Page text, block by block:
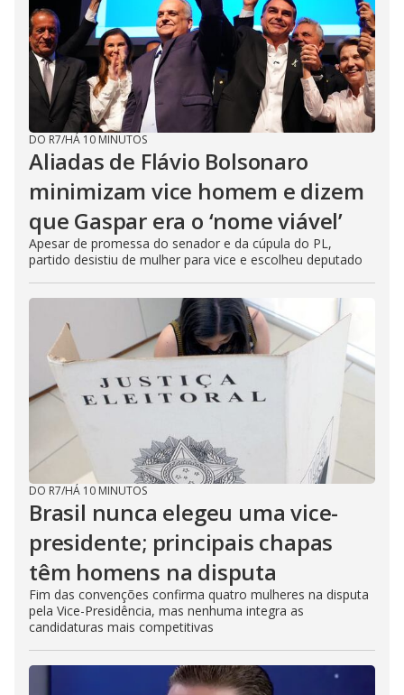
DO R7/HÁ 10 MINUTOS
Aliadas de Flávio Bolsonaro
minimizam vice homem e dizem
que Gaspar era o ‘nome viável’
Apesar de promessa do senador e da cúpula do PL,
partido desistiu de mulher para vice e escolheu deputado
DO R7/HÁ 10 MINUTOS
Brasil nunca elegeu uma vice-
presidente; principais chapas
têm homens na disputa
Fim das convenções confirma quatro mulheres na disputa
pela Vice-Presidência, mas nenhuma integra as
candidaturas mais competitivas